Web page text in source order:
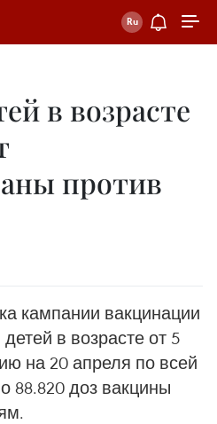
в возрасте
против
кампании вакцинации
в возрасте от 5
на 20 апреля по всей
88.820 доз вакцины